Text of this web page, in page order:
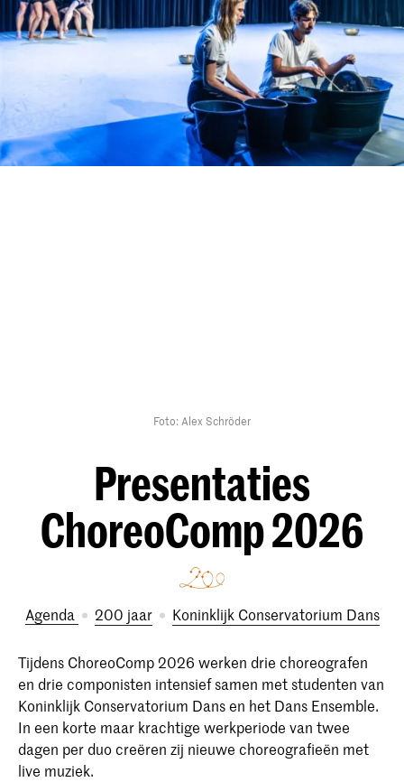
Foto: Alex Schröder
Presentaties
ChoreoComp 2026
Agenda 200 jaar Koninklijk Conservatorium Dans
Tijdens ChoreoComp 2026 werken drie choreografen
en drie componisten intensief samen met studenten van
Koninklijk Conservatorium Dans en het Dans Ensemble.
In een korte maar krachtige werkperiode van twee
dagen per duo creëren zij nieuwe choreografieën met
live muziek.